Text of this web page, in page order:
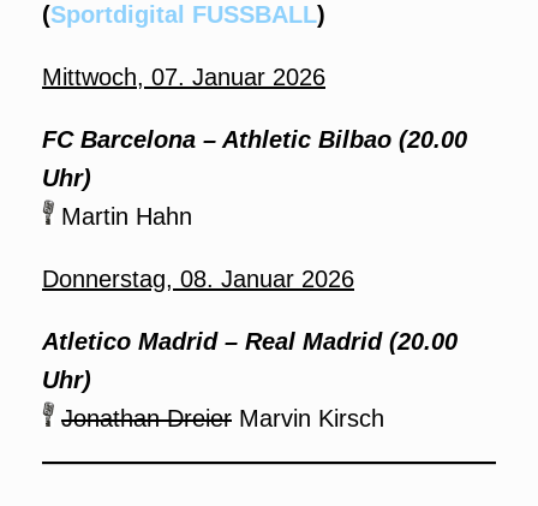
(Sportdigital FUSSBALL)
Mittwoch, 07. Januar 2026
FC Barcelona – Athletic Bilbao (20.00
Uhr)
Martin Hahn
Donnerstag, 08. Januar 2026
Atletico Madrid – Real Madrid (20.00
Uhr)
Jonathan Dreier Marvin Kirsch